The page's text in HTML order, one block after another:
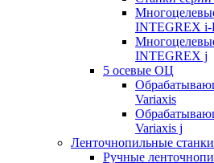
INTEGREX i-
INTEGREX j
5 осевые ОЦ
Variaxis
Variaxis j
Ленточнопильные станки
Ручные